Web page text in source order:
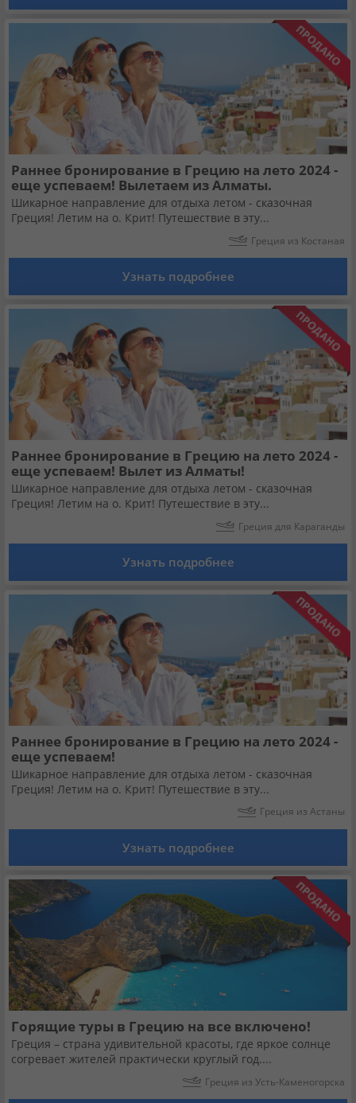
Раннее бронирование в Грецию на лето 2024 -
еще успеваем! Вылетаем из Алматы.
Шикарное направление для отдыха летом - сказочная
Греция! Летим на о. Крит! Путешествие в эту...
Греция из Костаная
Узнать подробнее
Раннее бронирование в Грецию на лето 2024 -
еще успеваем! Вылет из Алматы!
Шикарное направление для отдыха летом - сказочная
Греция! Летим на о. Крит! Путешествие в эту...
Греция для Караганды
Узнать подробнее
Раннее бронирование в Грецию на лето 2024 -
еще успеваем!
Шикарное направление для отдыха летом - сказочная
Греция! Летим на о. Крит! Путешествие в эту...
Греция из Астаны
Узнать подробнее
Горящие туры в Грецию на все включено!
Греция – страна удивительной красоты, где яркое солнце
согревает жителей практически круглый год....
Греция из Усть-Каменогорска